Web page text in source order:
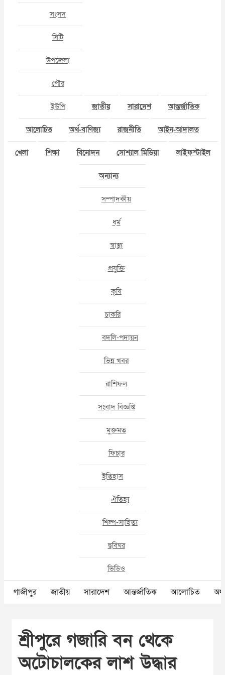
সংসদ
সিটি
উপজেলা
পৌর
ইউপি জাতীয় সারাদেশ আন্তর্জাতিক
আলোচিত অর্থ-বাণিজ্য রাজনীতি আইন-আদালত
খেলা শিক্ষা বিনোদন সোশ্যাল মিডিয়া লাইফস্টাইল
অন্যান্য
সম্পাদকীয়
ধর্ম
স্বাস্থ্য
প্রযুক্তি
কৃষি
চাকরি
বদলি-পদায়ন
ভিন্ন খবর
রাশিফল
সংবাদ বিজ্ঞপ্তি
মুক্তমত
ফিচার
ইতিহাস
ঐতিহ্য
শিল্প-সাহিত্য
ছবিঘর
ভিডিও
গাজীপুর জাতীয় সারাদেশ আন্তর্জাতিক আলোচিত
শ্রীপুরে গজারি বন থেকে
অটোচালকের লাশ উদ্ধার